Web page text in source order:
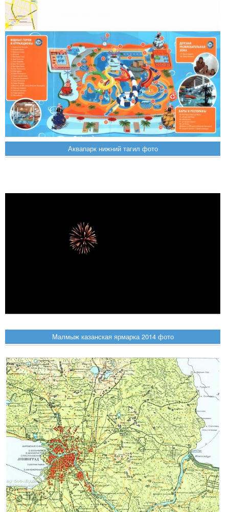
Аквапарк нижний тагил фото
Малмыж казанская ярмарка 2014 фото